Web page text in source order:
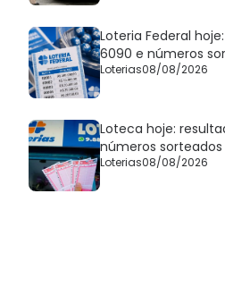
Loteria Federal
6090 e números
Loterias08/08/2026
Loteca hoje:
números sorteados
Loterias08/08/2026